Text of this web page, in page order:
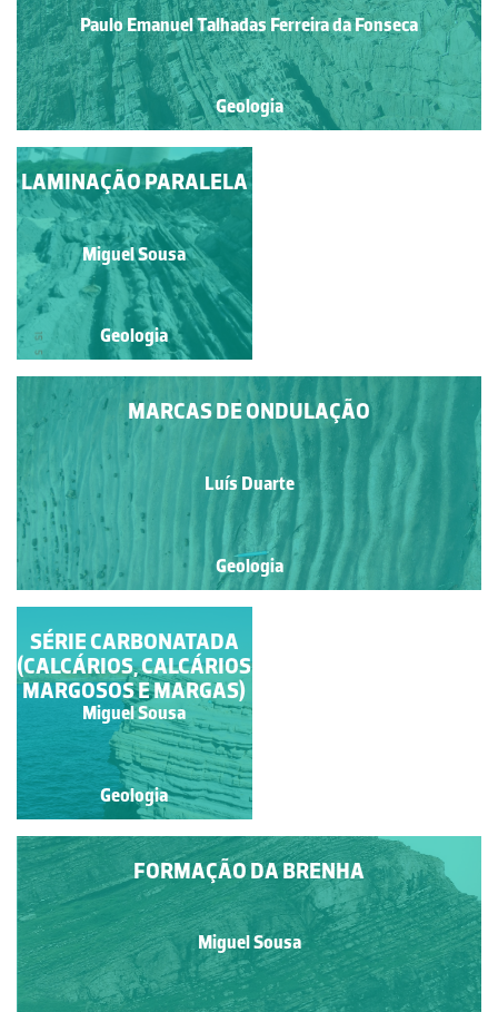
Paulo Emanuel Talhadas Ferreira da Fonseca
Geologia
MARCAS DE
ONDULAÇÃO
Luís Duarte
Geologia
MARCAS DE ONDULAÇÃO
Luís Duarte
Geologia
LAMINAÇÃO PARALELA
Miguel Sousa
Geologia
PENEDO DO GUINCHO
Miguel Sousa
Geologia
SÉRIE CARBONATADA
(CALCÁRIOS, CALCÁRIOS
MARGOSOS E MARGAS)
Miguel Sousa
Geologia
FORMAÇÃO DA BRENHA
Miguel Sousa